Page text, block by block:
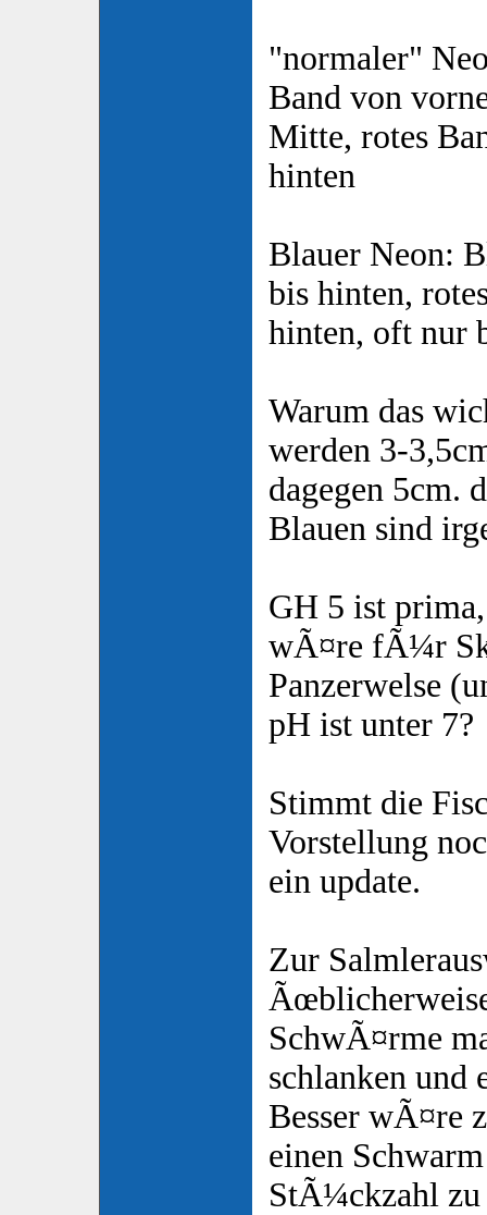
"normaler"
Band von
Mitte, rotes
hinten
Blauer Neon:
bis hinten,
hinten, oft nur
Warum das
werden 3-
dagegen 5cm.
Blauen sind
GH 5 ist
wÃ¤re fÃ¼r
Panzerwelse
pH ist unter 7?
Stimmt die
Vorstellung
ein update.
Zur
SchwÃ¤rme
schlanken
Besser wÃ¤re
einen
StÃ¼ckzahl zu